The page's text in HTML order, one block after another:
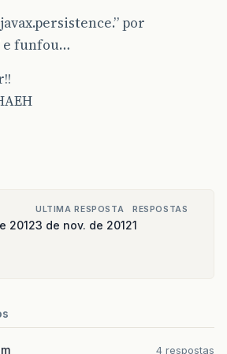
por
e funfou…
2012
ULTIMA RESPOSTA
3 de nov. de 2012
RESPOSTAS
1
4 respostas